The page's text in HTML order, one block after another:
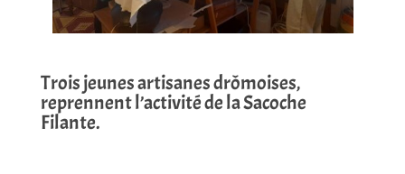
Trois jeunes artisanes drômoises,
reprennent l’activité de la Sacoche
Filante.